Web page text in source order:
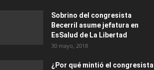
Sobrino del congresista
Becerril asume jefatura en
EsSalud de La Libertad
30 mayo, 2018
¿Por qué mintió el congresista